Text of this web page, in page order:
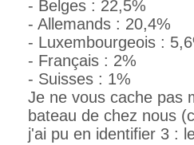
- Belges : 22,5%
- Allemands : 20,4%
- Luxembourgeois :
- Français : 2%
- Suisses : 1%
Je ne vous cache pas
bateau de chez nous
j'ai pu en identifier 3 :